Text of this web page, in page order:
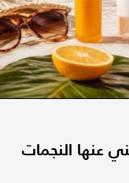
عنها النجمات